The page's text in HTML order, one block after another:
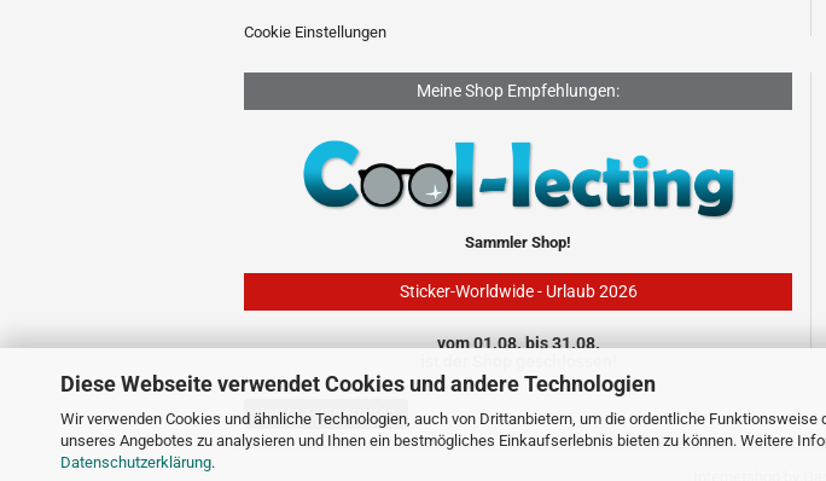
Diese Webseite verwendet Cookies und andere Technologien
Wir verwenden Cookies und ähnliche Technologien, auch von Drittanbietern, um die ordentliche
unseres Angebotes zu analysieren und Ihnen ein bestmögliches Einkaufserlebnis bieten zu können. Weitere
Datenschutzerklärung.
Cookie Einstellungen
Meine Shop Empfehlungen:
Sammler Shop!
Sticker-Worldwide - Urlaub 2026
vom 01.08. bis 31.08.
Vertrag widerrufen